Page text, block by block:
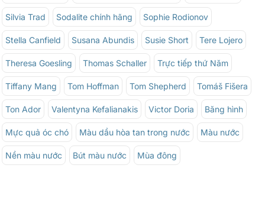
Silvia Trad Sodalite chính hãng Sophie Rodionov
Stella Canfield Susana Abundis Susie Short Tere Lojero
Theresa Goesling Thomas Schaller Trực tiếp thứ Năm
Tiffany Mang Tom Hoffman Tom Shepherd Tomáš Fišera
Ton Ador Valentyna Kefalianakis Victor Doria Băng hình
Mực quả óc chó Màu dầu hòa tan trong nước Màu nước
Nền màu nước Bút màu nước Mùa đông